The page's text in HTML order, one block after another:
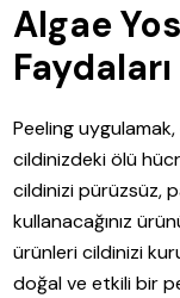
Algae
Faydaları
Peeling
cildinizdeki ölü
cildinizi pürüzsüz,
kullanacağınız
ürünleri cildinizi
doğal ve etkili bir